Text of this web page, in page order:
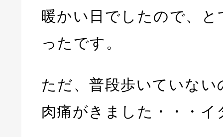
暖かい日でしたので、
ったです。
ただ、普段歩いていない
肉痛がきました・・・イ